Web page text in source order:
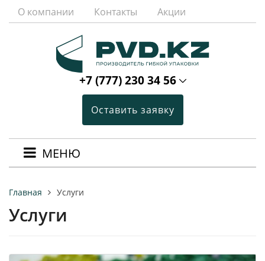
О компании Контакты Акции
+7 (777) 230 34 56
Оставить заявку
МЕНЮ
Главная Услуги
Услуги